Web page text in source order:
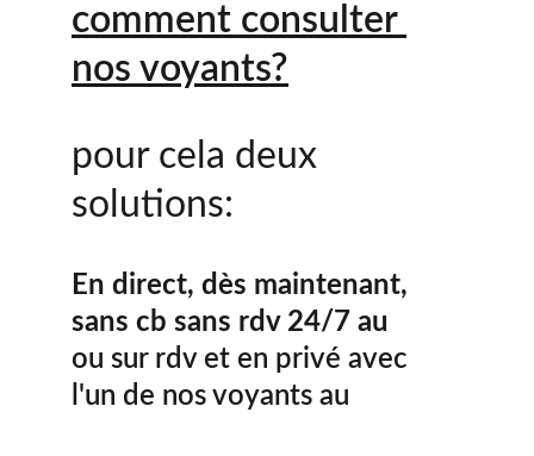
comment consulter
nos voyants?
pour cela deux
solutions:
En direct, dès maintenant,
sans cb sans rdv 24/7 au
ou sur rdv et en privé avec
l'un de nos voyants au